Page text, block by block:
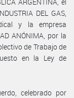
DEL GAS,
y la empresa
ANÓNIMA, por la
de Trabajo de
en la Ley de
celebrado por